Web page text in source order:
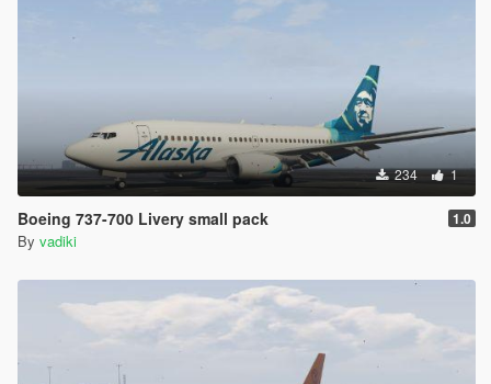
234 1
Boeing 737-700 Livery small pack 1.0
By vadiki